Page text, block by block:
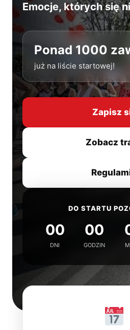
Emocje, których się
Ponad 1000
już na liście startowej!
Zapisz
Zobacz
DO STARTU
00
DNI
00
GODZIN